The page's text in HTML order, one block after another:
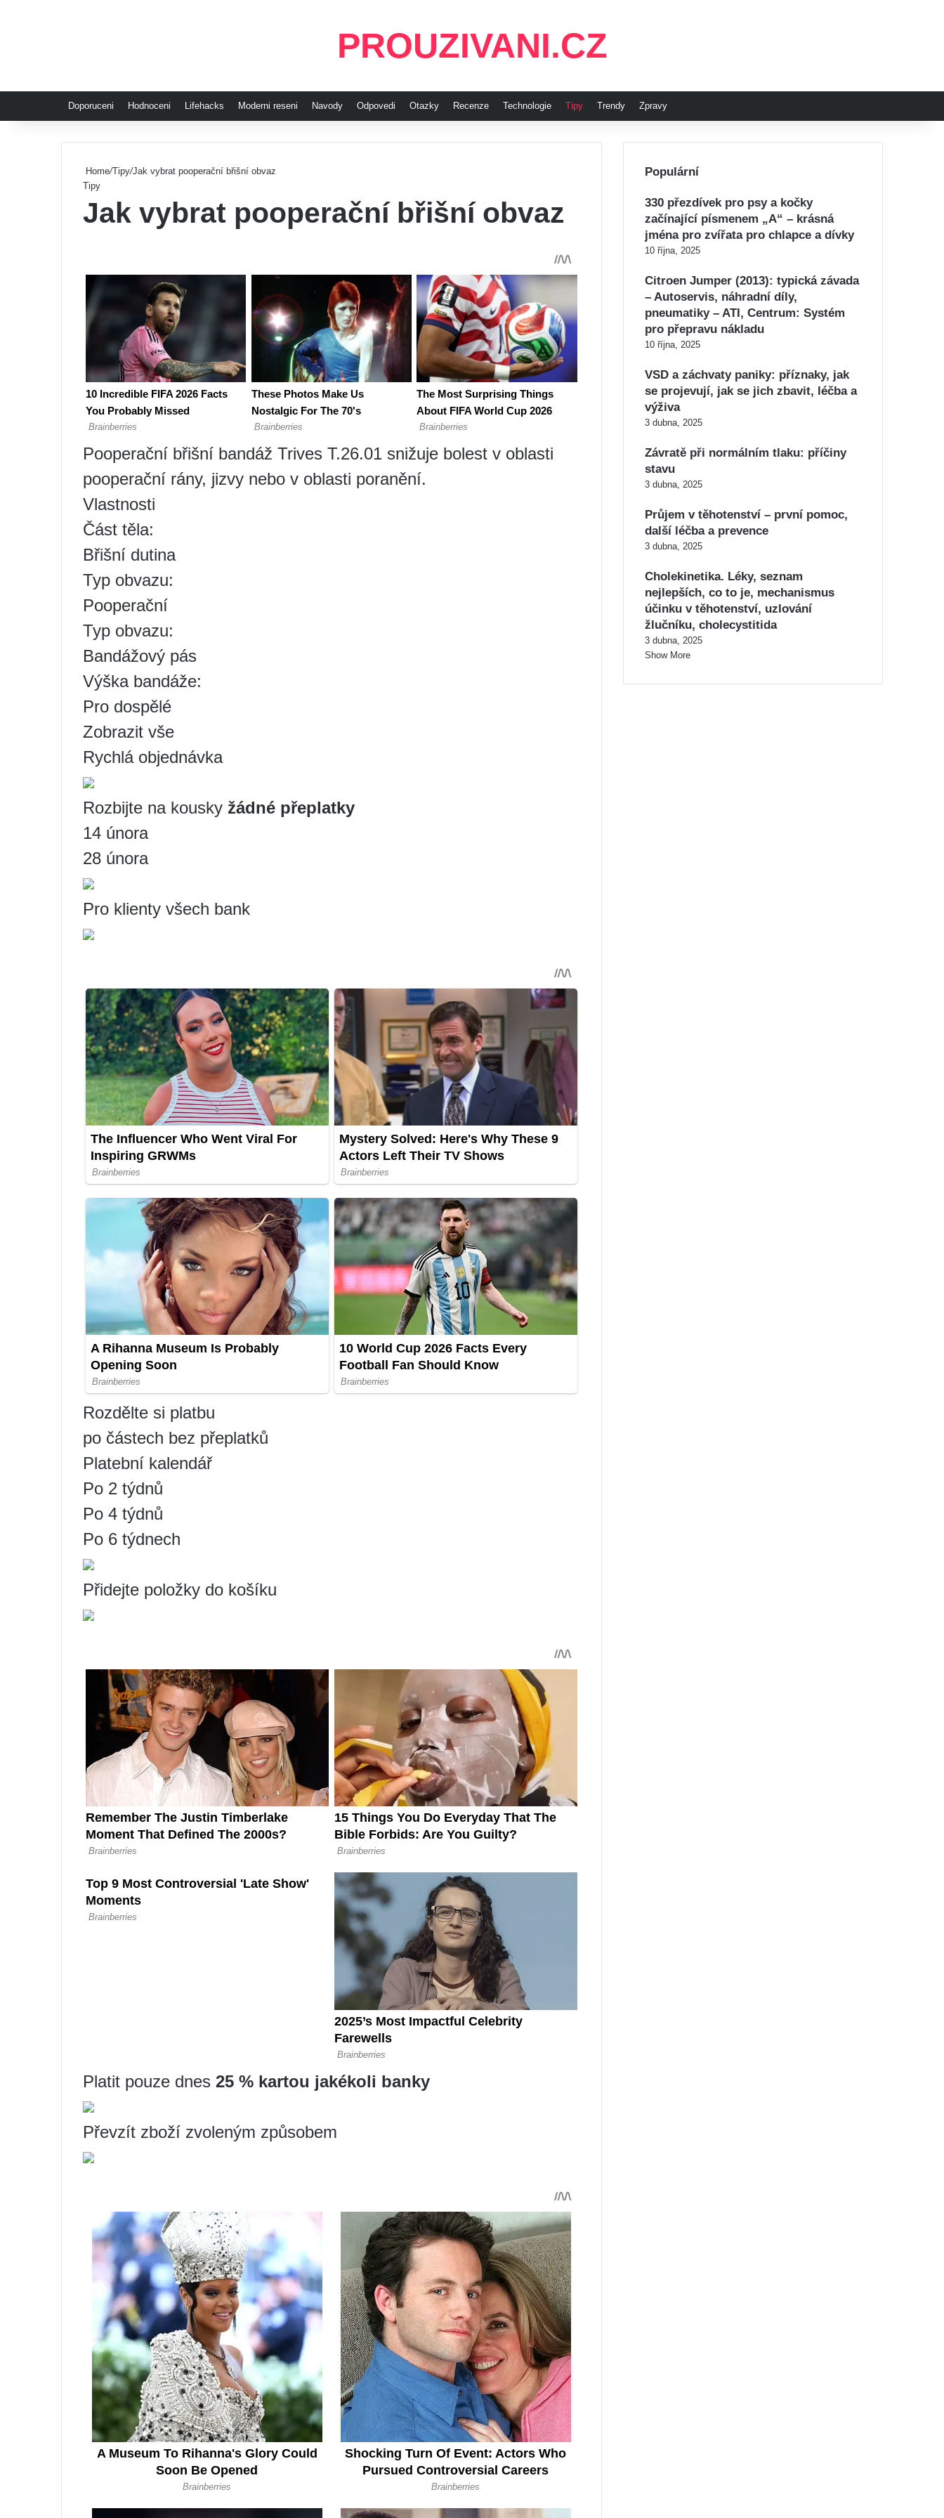
PROUZIVANI.CZ
Doporuceni Hodnoceni Lifehacks Moderni reseni Navody Odpovedi Otazky Recenze Technologie Tipy Trendy Zpravy
Home/Tipy/Jak vybrat pooperační břišní obvaz
Tipy
Jak vybrat pooperační břišní obvaz
Pooperační břišní bandáž Trives T.26.01 snižuje bolest v oblasti
pooperační rány, jizvy nebo v oblasti poranění.
Vlastnosti
Část těla:
Břišní dutina
Typ obvazu:
Pooperační
Typ obvazu:
Bandážový pás
Výška bandáže:
Pro dospělé
Zobrazit vše
Rychlá objednávka
Rozbijte na kousky žádné přeplatky
14 února
28 února
Pro klienty všech bank
Rozdělte si platbu
po částech bez přeplatků
Platební kalendář
Po 2 týdnů
Po 4 týdnů
Po 6 týdnech
Přidejte položky do košíku
Platit pouze dnes 25 % kartou jakékoli banky
Převzít zboží zvoleným způsobem
Populární
330 přezdívek pro psy a kočky
začínající písmenem „A“ – krásná
jména pro zvířata pro chlapce a dívky
10 října, 2025
Citroen Jumper (2013): typická závada
– Autoservis, náhradní díly,
pneumatiky – ATI, Centrum: Systém
pro přepravu nákladu
10 října, 2025
VSD a záchvaty paniky: příznaky, jak
se projevují, jak se jich zbavit, léčba a
výživa
3 dubna, 2025
Závratě při normálním tlaku: příčiny
stavu
3 dubna, 2025
Průjem v těhotenství – první pomoc,
další léčba a prevence
3 dubna, 2025
Cholekinetika. Léky, seznam
nejlepších, co to je, mechanismus
účinku v těhotenství, uzlování
žlučníku, cholecystitida
3 dubna, 2025
Show More